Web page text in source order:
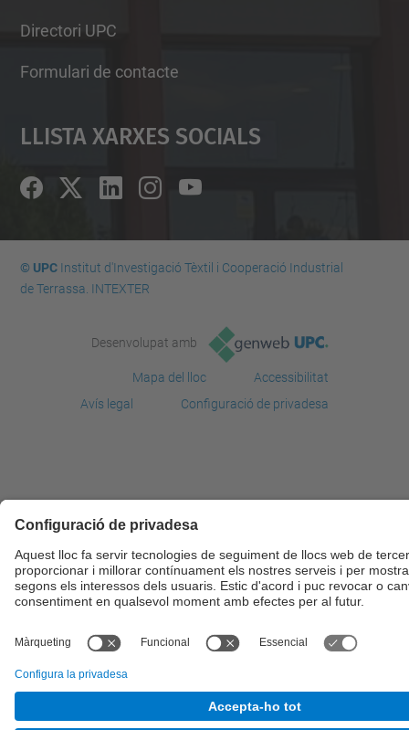
Directori UPC
Formulari de contacte
Llista Xarxes Socials
© UPCInstitut d'Investigació Tèxtil i Cooperació Industrial
de Terrassa. INTEXTER
Desenvolupat amb
Mapa del lloc
Accessibilitat
Avís legal
Configuració de privadesa